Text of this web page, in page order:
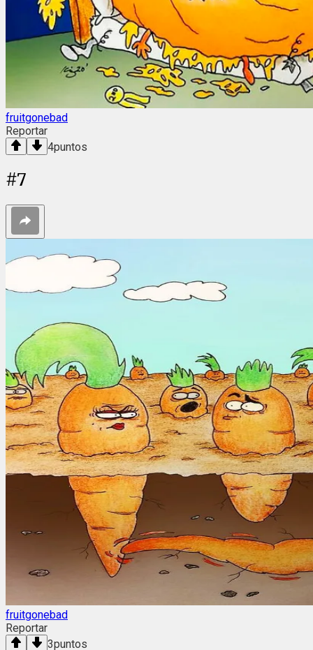
fruitgonebad
Reportar
4puntos
#7
fruitgonebad
Reportar
3puntos